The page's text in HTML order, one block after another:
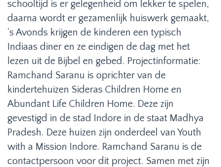
schooltijd is er gelegenheid om lekker te spelen,
daarna wordt er gezamenlijk huiswerk gemaakt,
's Avonds krijgen de kinderen een typisch
Indiaas diner en ze eindigen de dag met het
lezen uit de Bijbel en gebed. Projectinformatie:
Ramchand Saranu is oprichter van de
kindertehuizen Sideras Children Home en
Abundant Life Children Home. Deze zijn
gevestigd in de stad Indore in de staat Madhya
Pradesh. Deze huizen zijn onderdeel van Youth
with a Mission Indore. Ramchand Saranu is de
contactpersoon voor dit project. Samen met zijn